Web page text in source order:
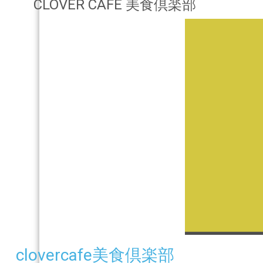
CLOVER CAFE 美食倶楽部
clovercafe美食倶楽部